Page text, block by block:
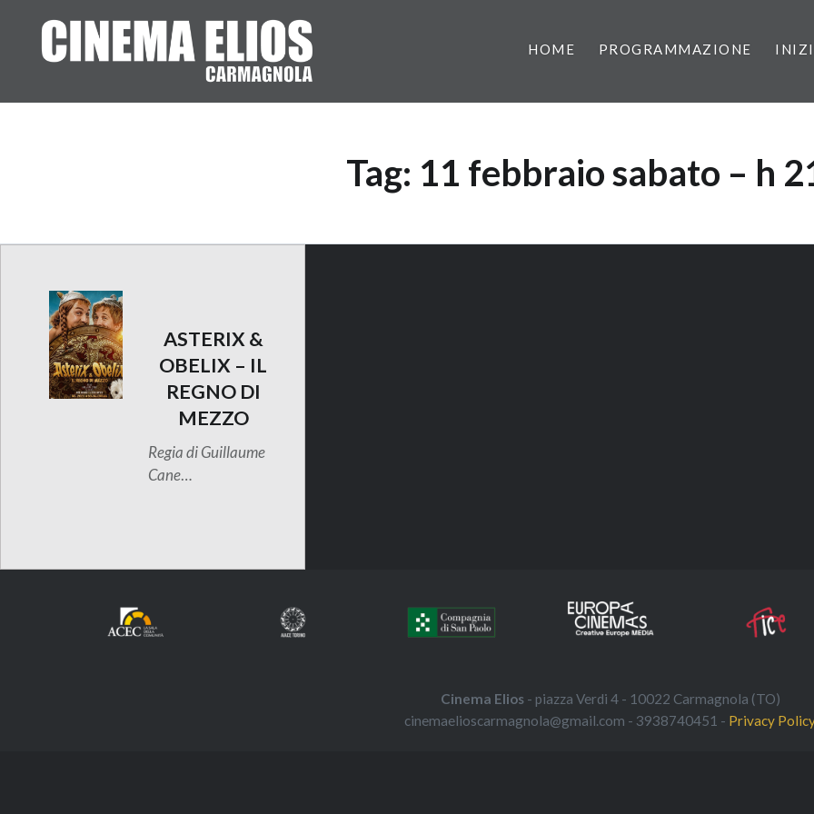
contenuto
HOME PROGRAMMAZIONE
Tag: 11 febbraio sabato – h
ASTERIX &
OBELIX – IL
REGNO DI
MEZZO
Regia di Guillaume
Cane…
Cinema Elios- piazza Verdi 4 - 10022 Carmagnola (TO)
cinemaelioscarmagnola@gmail.com - 3938740451 - Privacy